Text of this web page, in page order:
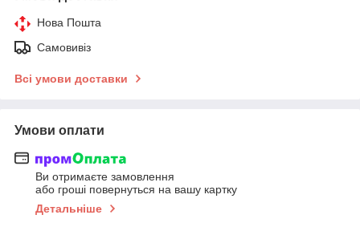
Нова Пошта
Самовивіз
Всі умови доставки
Умови оплати
Ви отримаєте замовлення
або гроші повернуться на вашу картку
Детальніше